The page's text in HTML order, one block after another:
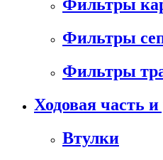
Фильтры
Фильтры
Фильтры
Ходовая часть
Втулки